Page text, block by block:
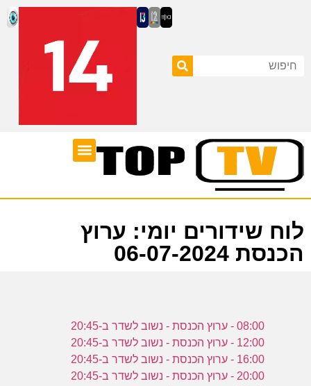
לוח שידורים יומי: ערוץ
הכנסת 06-07-2024
08:00 - ערוץ הכנסת - נשוב לשדר ב-20:45
12:00 - ערוץ הכנסת - נשוב לשדר ב-20:45
16:00 - ערוץ הכנסת - נשוב לשדר ב-20:45
20:00 - ערוץ הכנסת - נשוב לשדר ב-20:45